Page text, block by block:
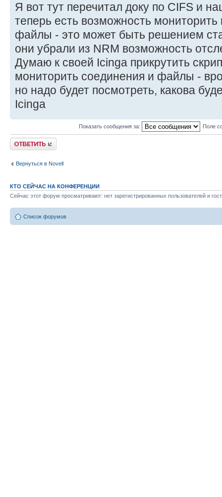
Я вот тут перечитал доку по CIFS и
теперь есть возможность мониторить
файлы - это может быть решением
они убрали из NRM возможность
Думаю к своей Icinga прикрутить
мониторить соединения и файлы -
но надо будет посмотреть, какова
Icinga
Показать сообщения за: Поле
Ответить
Вернуться в Novell
КТО СЕЙЧАС НА КОНФЕРЕНЦИИ
Сейчас этот форум просматривают: нет зарегистрированных пользователей и
Список форумов